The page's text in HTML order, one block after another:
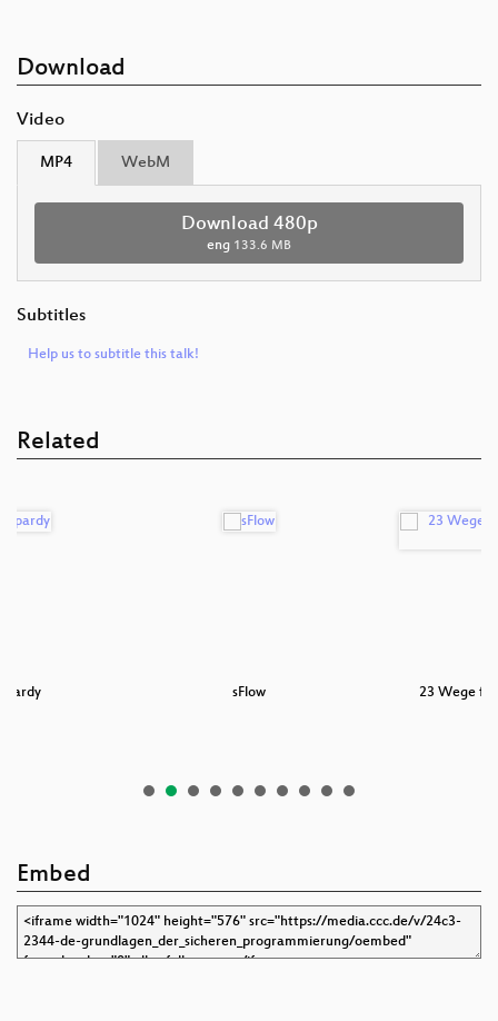
Download
Video
MP4 WebM
Download 480p
eng 133.6 MB
Subtitles
Help us to subtitle this talk!
Related
sFlow
23 Wege
Embed